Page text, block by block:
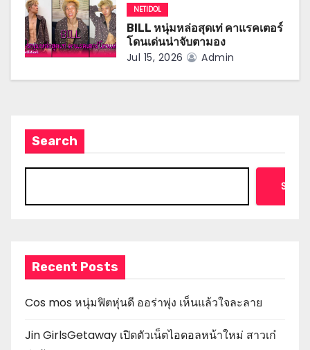
NETIDOL
BILL หนุ่มหล่อสุดเท่ คาแรคเตอร์
โดนเด่นน่าจับตามอง
Jul 15, 2026 Admin
Search
Recent Posts
Cos mos หนุ่มฟิตหุ่นดี ออร่าพุ่ง เห็นแล้วใจละลาย
Jin GirlsGetaway เปิดตัวเน็ตไอดอลหน้าใหม่ สาวเก๋